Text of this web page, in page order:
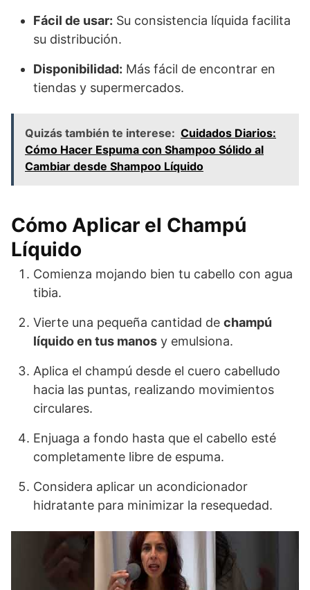
Fácil de usar: Su consistencia líquida facilita
su distribución.
Disponibilidad: Más fácil de encontrar en
tiendas y supermercados.
Quizás también te interese: Cuidados Diarios:
Cómo Hacer Espuma con Shampoo Sólido al
Cambiar desde Shampoo Líquido
Cómo Aplicar el Champú
Líquido
Comienza mojando bien tu cabello con agua
tibia.
Vierte una pequeña cantidad de champú
líquido en tus manos y emulsiona.
Aplica el champú desde el cuero cabelludo
hacia las puntas, realizando movimientos
circulares.
Enjuaga a fondo hasta que el cabello esté
completamente libre de espuma.
Considera aplicar un acondicionador
hidratante para minimizar la resequedad.